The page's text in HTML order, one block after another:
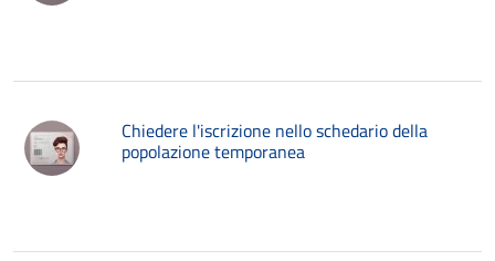
Chiedere l'iscrizione nello schedario della
popolazione temporanea